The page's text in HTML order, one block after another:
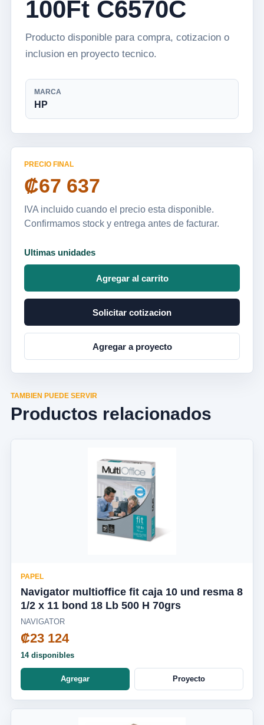
100Ft C6570C
Producto disponible para compra, cotizacion o
inclusion en proyecto tecnico.
MARCA
HP
PRECIO FINAL
₡67 637
IVA incluido cuando el precio esta disponible.
Confirmamos stock y entrega antes de facturar.
Ultimas unidades
Agregar al carrito
Solicitar cotizacion
Agregar a proyecto
TAMBIEN PUEDE SERVIR
Productos relacionados
PAPEL
Navigator multioffice fit caja 10 und resma 8
1/2 x 11 bond 18 Lb 500 H 70grs
NAVIGATOR
₡23 124
14 disponibles
Agregar Proyecto